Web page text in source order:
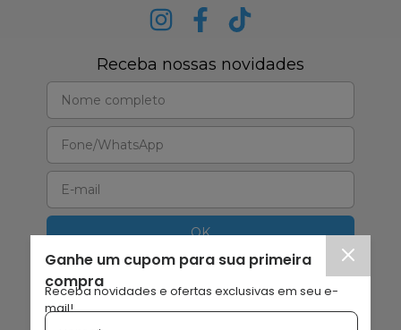
Receba nossas novidades
Shekinah Distribuidora
Ganhe um cupom para sua primeira
compra
Receba novidades e ofertas exclusivas em seu e-
mail!